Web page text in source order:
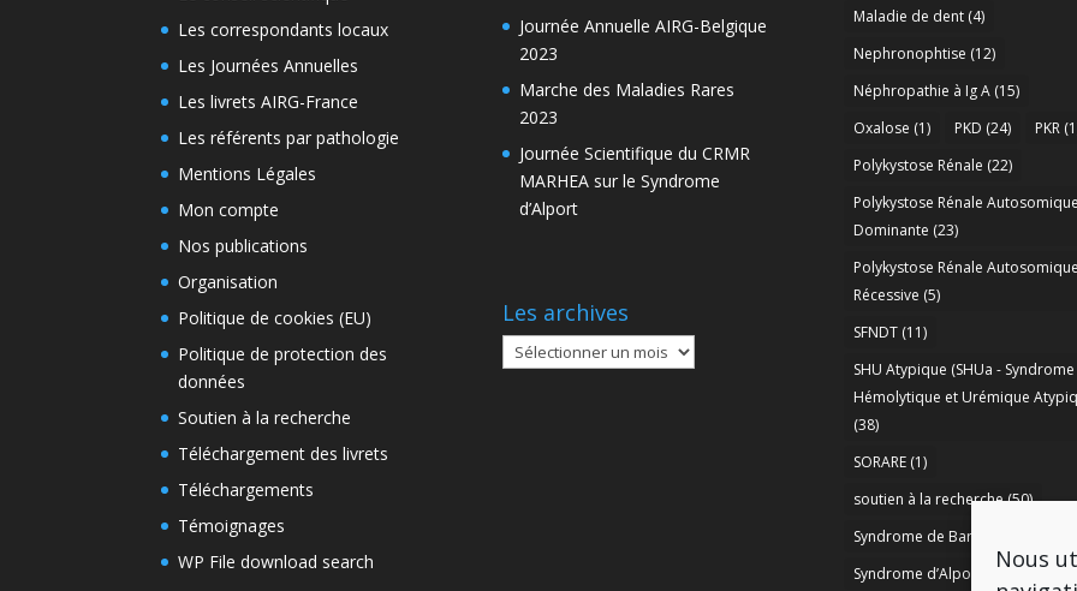
Nous
Les correspondants locaux
Les Journées Annuelles
Les livrets AIRG-France
Les référents par pathologie
Mentions Légales
Mon compte
Nos publications
Organisation
Politique de cookies (EU)
Politique de protection des
données
Soutien à la recherche
Téléchargement des livrets
Téléchargements
Témoignages
WP File download search
Journée Annuelle AIRG-Belgique
2023
Marche des Maladies Rares
2023
Journée Scientifique du CRMR
MARHEA sur le Syndrome
d’Alport
Les archives
Les
archives
Maladie de dent(4)
Nephronophtise (12)
Néphropathie à Ig A(15)
Oxalose (1) PKD (24) PKR
Polykystose Rénale (22)
Polykystose Rénale Autosomique
Dominante (23)
Polykystose Rénale Autosomique
Récessive (5)
SFNDT(11)
SHU Atypique (SHUa - Syndrome
Hémolytique et Urémique
(38)
SORARE(1)
soutien à la recherche(50)
Syndrome de Bartter
Syndrome d’Alport
(37)